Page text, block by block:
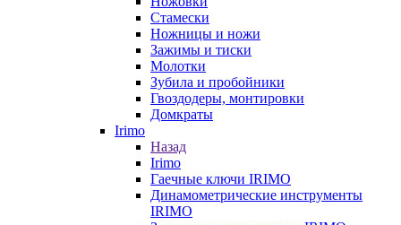
Стамески
Ножницы и ножи
Зажимы и тиски
Молотки
Зубила и пробойники
Гвоздодеры, монтировки
Домкраты
Irimo
Назад
Irimo
Гаечные ключи IRIMO
Динамометрические инструменты
IRIMO